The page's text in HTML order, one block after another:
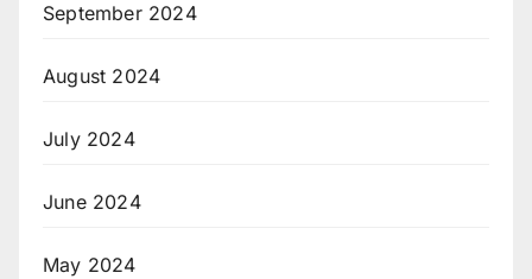
September 2024
August 2024
July 2024
June 2024
May 2024